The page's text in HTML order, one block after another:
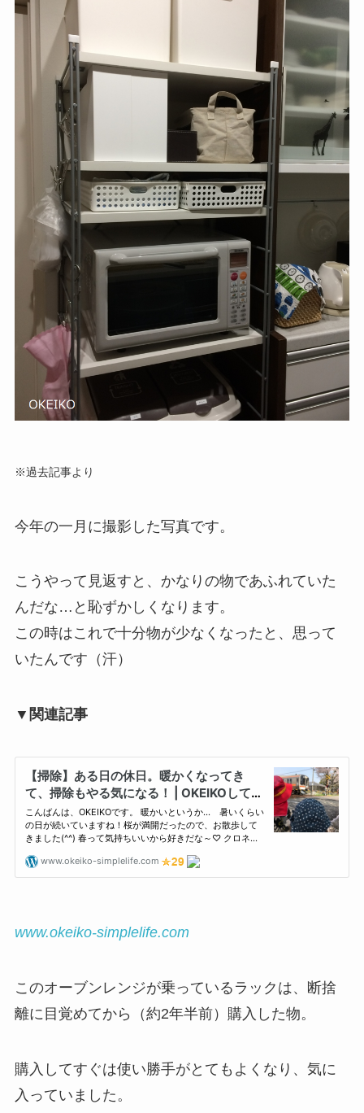
※過去記事より
今年の一月に撮影した写真です。
こうやって見返すと、かなりの物であふれていた
んだな…と恥ずかしくなります。
この時はこれで十分物が少なくなったと、思って
いたんです（汗）
▼関連記事
www.okeiko-simplelife.com
このオーブンレンジが乗っているラックは、断捨
離に目覚めてから（約2年半前）購入した物。
購入してすぐは使い勝手がとてもよくなり、気に
入っていました。